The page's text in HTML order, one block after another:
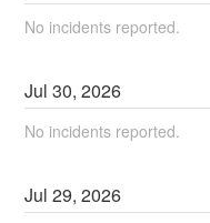
No incidents reported.
Jul30,2026
No incidents reported.
Jul29,2026